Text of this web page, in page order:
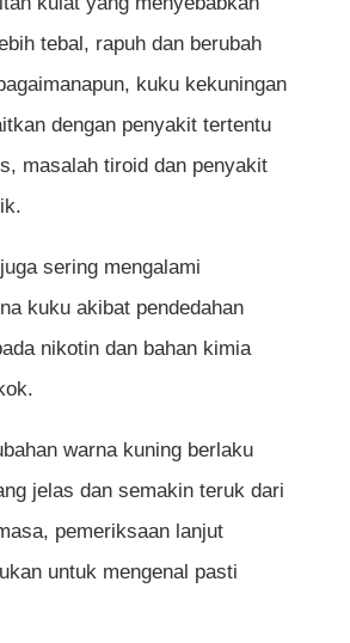
tebal, rapuh dan berubah
kuku kekuningan
dengan penyakit tertentu
masalah tiroid dan penyakit
sering mengalami
kuku akibat pendedahan
nikotin dan bahan kimia
warna kuning berlaku
jelas dan semakin teruk dari
pemeriksaan lanjut
untuk mengenal pasti